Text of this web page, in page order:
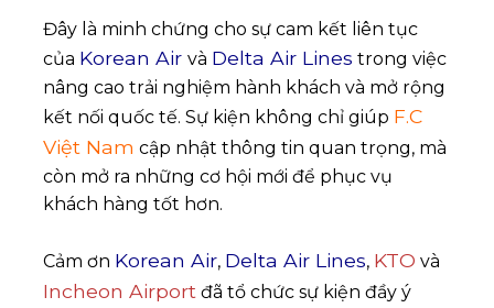
Đây là minh chứng cho sự cam kết liên tục
của Korean Air và Delta Air Lines trong việc
nâng cao trải nghiệm hành khách và mở rộng
kết nối quốc tế. Sự kiện không chỉ giúp F.C
Việt Nam cập nhật thông tin quan trọng, mà
còn mở ra những cơ hội mới để phục vụ
khách hàng tốt hơn.
Cảm ơn Korean Air, Delta Air Lines, KTO và
Incheon Airport đã tổ chức sự kiện đầy ý